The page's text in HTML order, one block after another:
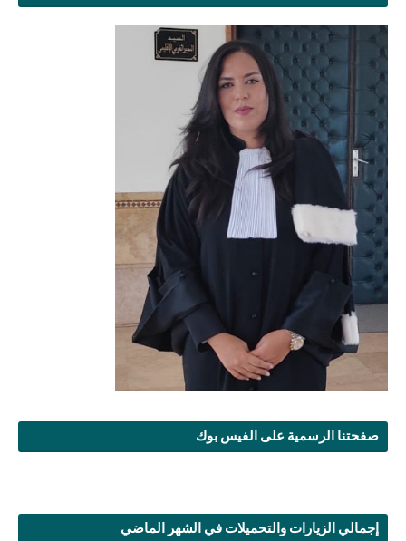
صفحتنا الرسمية على الفيس بوك
إجمالي الزيارات والتحميلات في الشهر الماضي